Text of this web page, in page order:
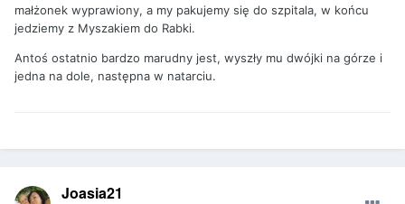
małżonek wyprawiony, a my pakujemy się do szpitala, w końcu
jedziemy z Myszakiem do Rabki.
Antoś ostatnio bardzo marudny jest, wyszły mu dwójki na górze i
jedna na dole, następna w natarciu.
Joasia21